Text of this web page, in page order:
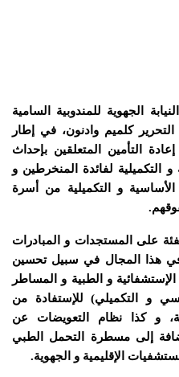
الجهوية للمندوبية السامية
كلميم وادنون، في إطار
التأمين المتعلقين بإحداث
التكميلية لفائدة المنخرطين و
و التكميلية من أسرة
على المستجدات و المبادرات
في هذا المجال في سبيل تحسين
و الطبية و المساطر
و التكميلي) للإستفادة من
و كذا نظام التعويضات عن
إلى مسطرة التحمل الطبي
الإقليمية و الجهوية.